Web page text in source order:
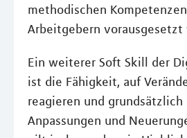
methodischen
Arbeitgebern vorausgesetzt
Ein weiterer Soft Skill der
ist die Fähigkeit, auf
reagieren und
Anpassungen und